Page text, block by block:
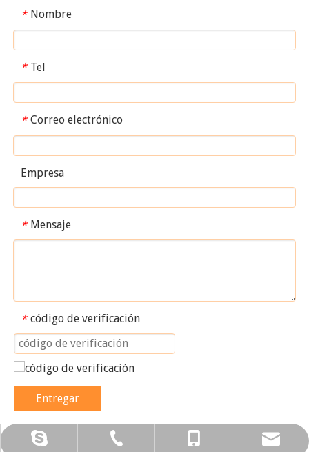
0086-577-65219552
0086-13706876292
amy@china-runtong.com
* Nombre
* Tel
* Correo electrónico
Empresa
* Mensaje
* código de verificación
Entregar